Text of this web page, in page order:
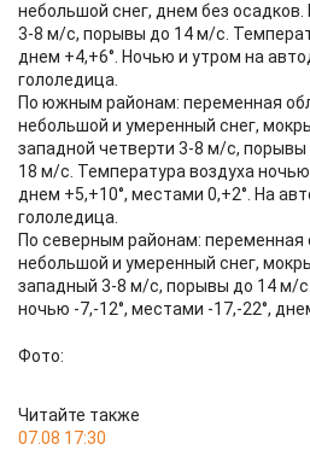
небольшой снег, днем без
3-8 м/с, порывы до 14 м/с.
днем +4,+6°. Ночью и утром на
гололедица.
По южным районам: переменная
небольшой и умеренный снег,
западной четверти 3-8 м/с,
18 м/с. Температура воздуха
днем +5,+10°, местами 0,+2°. На
гололедица.
По северным районам: переменная
небольшой и умеренный снег,
западный 3-8 м/с, порывы до 14 м/
ночью -7,-12°, местами -17,-22°,
Фото:
Читайте также
07.08 17:30